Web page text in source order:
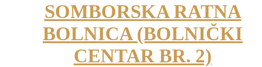
SOMBORSKA RATNA
BOLNICA (BOLNIČKI
CENTAR BR. 2)